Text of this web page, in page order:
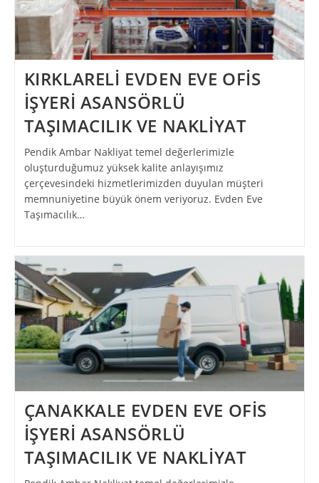
KIRKLARELİ EVDEN EVE OFİS
İŞYERİ ASANSÖRLÜ
TAŞIMACILIK VE NAKLİYAT
Pendik Ambar Nakliyat temel değerlerimizle
oluşturduğumuz yüksek kalite anlayışımız
çerçevesindeki hizmetlerimizden duyulan müşteri
memnuniyetine büyük önem veriyoruz. Evden Eve
Taşımacılık…
ÇANAKKALE EVDEN EVE OFİS
İŞYERİ ASANSÖRLÜ
TAŞIMACILIK VE NAKLİYAT